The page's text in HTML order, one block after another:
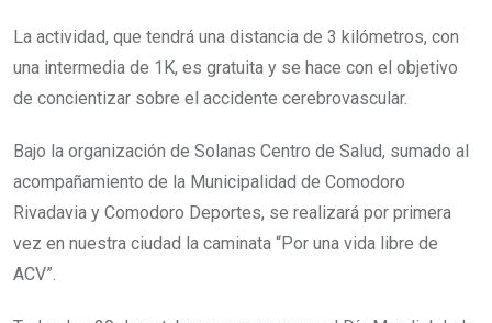
La actividad, que tendrá una distancia de 3 kilómetros, con
una intermedia de 1K, es gratuita y se hace con el objetivo
de concientizar sobre el accidente cerebrovascular.
Bajo la organización de Solanas Centro de Salud, sumado al
acompañamiento de la Municipalidad de Comodoro
Rivadavia y Comodoro Deportes, se realizará por primera
vez en nuestra ciudad la caminata “Por una vida libre de
ACV”.